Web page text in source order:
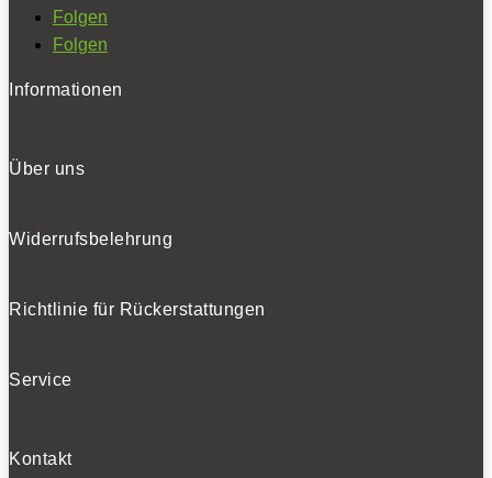
Folgen
Folgen
Informationen
Über uns
Widerrufsbelehrung
Richtlinie für Rückerstattungen
Service
Kontakt